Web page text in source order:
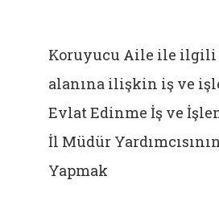
Koruyucu Aile ile ilgili
alanına ilişkin iş ve
Evlat Edinme İş ve
İl Müdür
Yapmak